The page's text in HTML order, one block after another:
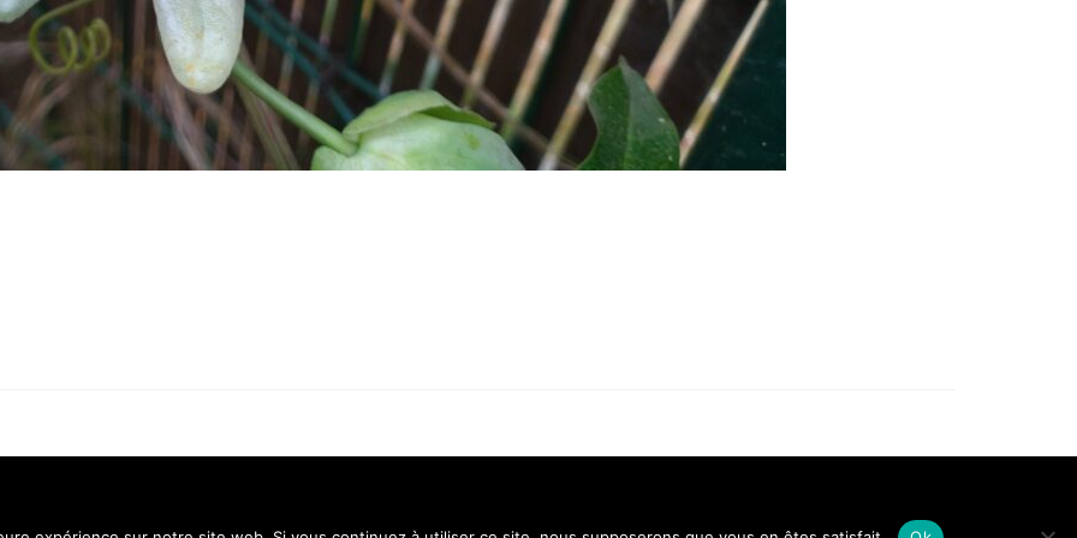
Contact Mentions légales Conditions générales de vente Politique de confidentialité